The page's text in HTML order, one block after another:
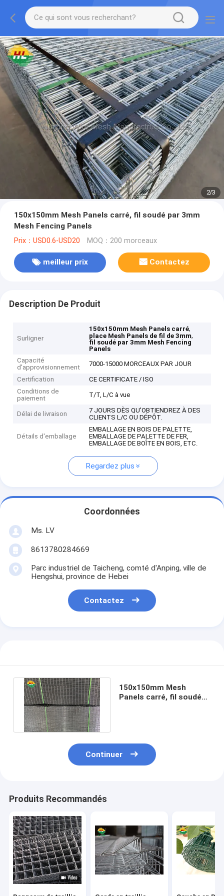
2/3
150x150mm Mesh Panels carré, fil soudé par 3mm
Mesh Fencing Panels
Prix：USD0.6-USD20 MOQ：200 morceaux
meilleur prix Contactez
Description De Produit
Surligner
150x150mm Mesh Panels carré,
place Mesh Panels de fil de 3mm,
fil soudé par 3mm Mesh Fencing
Panels
Capacité
d'approvisionnement
7000-15000 MORCEAUX PAR JOUR
Certification
CE CERTIFICATE / ISO
Conditions de
paiement
T/T, L/C à vue
Délai de livraison
7 JOURS DÈS QU'OBTIENDREZ À DES
CLIENTS L/C OU DÉPÔT.
Détails d'emballage
EMBALLAGE EN BOIS DE PALETTE,
EMBALLAGE DE PALETTE DE FER,
EMBALLAGE DE BOÎTE EN BOIS, ETC.
Regardez plus
Coordonnées
Ms. LV
8613780284669
Parc industriel de Taicheng, comté d'Anping, ville de
Hengshui, province de Hebei
Contactez
150x150mm Mesh
Panels carré, fil soudé
Continuer
Produits Recommandés